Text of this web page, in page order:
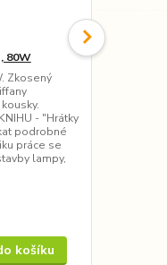
80W
Zkosený
- "Hrátky
podrobné
práce se
lampy,
košíku